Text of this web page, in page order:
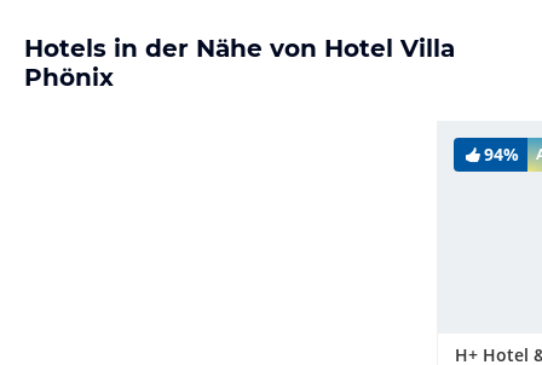
Hotels in der Nähe von Hotel Villa
Phönix
94%